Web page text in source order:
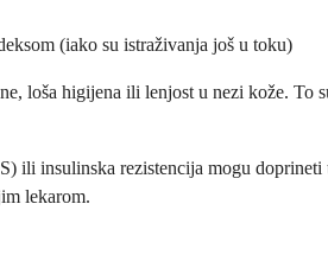
(iako su istraživanja još u toku)
loša higijena ili lenjost u nezi kože.
insulinska rezistencija mogu
lekarom.